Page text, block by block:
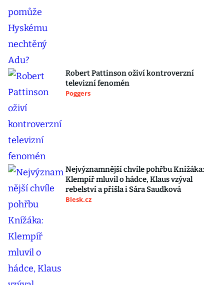
Robert Pattinson oživí kontroverzní
televizní fenomén
Poggers
Nejvýznamnější chvíle pohřbu Knížáka:
Klempíř mluvil o hádce, Klaus vzýval
rebelství a přišla i Sára Saudková
Blesk.cz